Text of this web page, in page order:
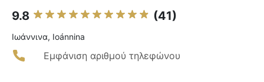
9.8 (41)
Ιωάννινα, Ioánnina
Εμφάνιση αριθμού τηλεφώνου